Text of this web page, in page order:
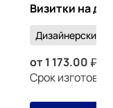
Визитки на
Дизайнерский
от 1 173.00
Срок